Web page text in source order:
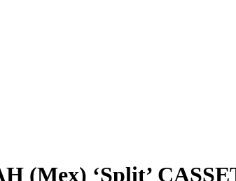
(Mex) ‘Split’